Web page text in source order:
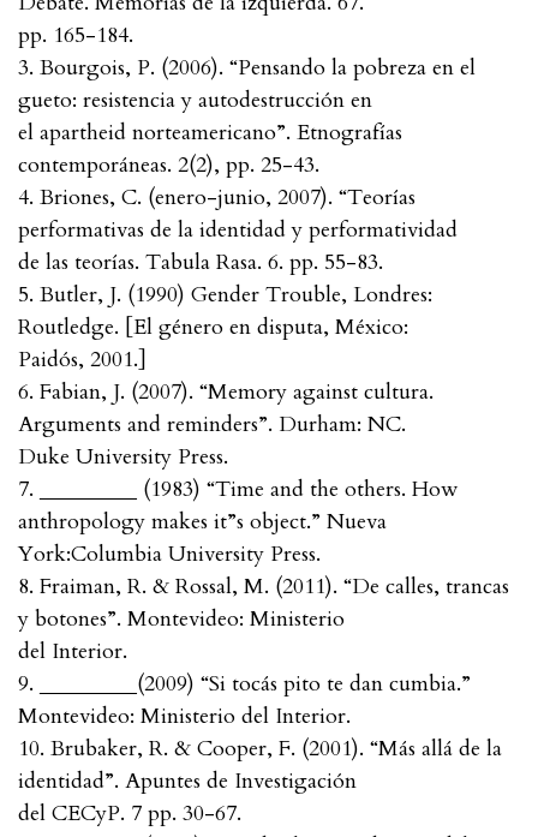
pp. 165-184.
3. Bourgois, P. (2006). “Pensando la pobreza en el
gueto: resistencia y autodestrucción en
el apartheid norteamericano”. Etnografías
contemporáneas. 2(2), pp. 25-43.
4. Briones, C. (enero-junio, 2007). “Teorías
performativas de la identidad y performatividad
de las teorías. Tabula Rasa. 6. pp. 55-83.
5. Butler, J. (1990) Gender Trouble, Londres:
Routledge. [El género en disputa, México:
Paidós, 2001.]
6. Fabian, J. (2007). “Memory against cultura.
Arguments and reminders”. Durham: NC.
Duke University Press.
7. _________ (1983) “Time and the others. How
anthropology makes it”s object.” Nueva
York:Columbia University Press.
8. Fraiman, R. & Rossal, M. (2011). “De calles, trancas
y botones”. Montevideo: Ministerio
del Interior.
9. _________(2009) “Si tocás pito te dan cumbia.”
Montevideo: Ministerio del Interior.
10. Brubaker, R. & Cooper, F. (2001). “Más allá de la
identidad”. Apuntes de Investigación
del CECyP. 7 pp. 30-67.